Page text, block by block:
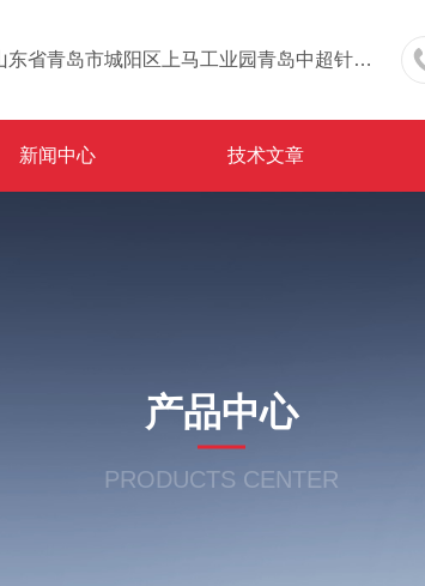
山东省青岛市城阳区上马工业园青岛中超针织有限公司院内东办公楼三层
新闻中心 技术文章
产品中心
PRODUCTS CENTER